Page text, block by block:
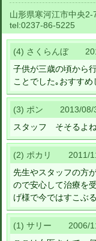
山形県寒河江市中央2-
tel:0237-86-5225
(4) さくらんぼ
子供が三歳の頃から
ことでした｡おすすめ
(3) ポン 2013/08/
スタッフ そそるよ
(2) ポカリ 2011/
先生やスタッフの方
ので安心して治療を
げ様で今ではすこぶ
(1) サリー 2006/